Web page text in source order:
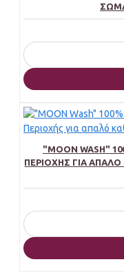
ΣΏΜΑ
"MOON WASH"
ΠΕΡΙΟΧΉΣ ΓΙΑ